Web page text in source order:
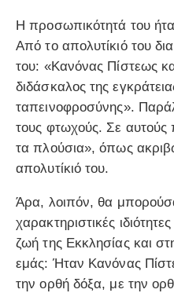
Η προσωπικότητά του
Από το απολυτίκιό του
του: «Κανόνας Πίστεως
διδάσκαλος της
ταπεινοφροσύνης».
τους φτωχούς. Σε
τα πλούσια», όπως
απολυτίκιό του.
Άρα, λοιπόν, θα
χαρακτηριστικές
ζωή της Εκκλησίας και
εμάς: Ήταν Κανόνας
την ορθή δόξα, με την